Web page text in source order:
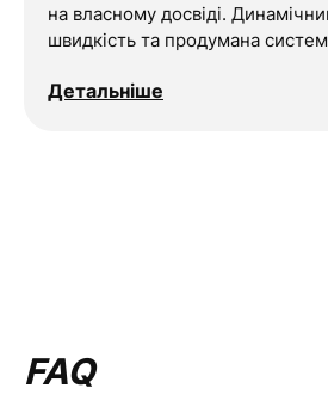
на власному досвіді.
швидкість та продумана
Детальніше
FAQ